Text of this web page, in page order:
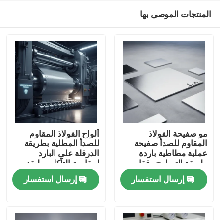
منزل
المنتجات
حول بنا
المنتجات الموصى بها
مو صفيحة الفولاذ
المقاوم للصدأ صفيحة
عملية مطاطية باردة
طريقة التسامح وفقا
لمتطلبات العملاء
إرسال استفسار
ألواح الفولاذ المقاوم
للصدأ المطلية بطريقة
الدرفلة على البارد
لمقاومة التآكل وطبقة
واقية محسنة
إرسال استفسار